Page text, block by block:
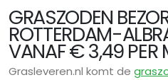
GRASZODEN
ROTTERDAM-
VANAF € 3,49 PER
Grasleveren.nl komt de